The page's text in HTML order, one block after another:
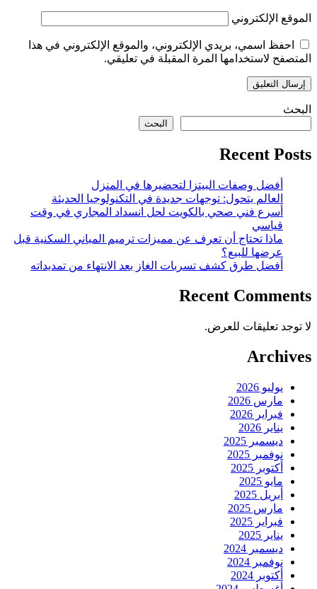
الموقع الإلكتروني
احفظ اسمي، بريدي الإلكتروني، والموقع الإلكتروني في هذا
المتصفح لاستخدامها المرة المقبلة في تعليقي.
البحث
البحث
Recent Posts
أفضل وصفات البيتزا لتحضيرها في المنزل
العالم يتحول: توجهات جديدة في التكنولوجيا الحديثة
أسرع فني صحي بالكويت لحل انسداد المجاري في وقت
قياسي
ماذا تحتاج أن تعرف عن مميزات ترميم المباني السكنية قبل
عرضها للبيع؟
أفضل طرق كشف تسربات الغاز بعد الانتهاء من تمديداته
Recent Comments
لا توجد تعليقات للعرض.
Archives
يوليو 2026
مارس 2026
فبراير 2026
يناير 2026
ديسمبر 2025
نوفمبر 2025
أكتوبر 2025
مايو 2025
أبريل 2025
مارس 2025
فبراير 2025
يناير 2025
ديسمبر 2024
نوفمبر 2024
أكتوبر 2024